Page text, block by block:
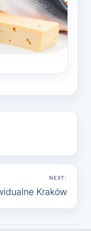
NEXT:
Kraków